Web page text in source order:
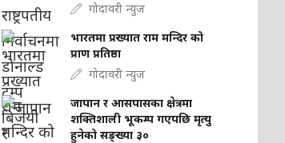
गोदावरी न्युज
भारतमा प्रख्यात राम मन्दिर को
प्राण प्रतिष्ठा
गोदावरी न्युज
जापान र आसपासका क्षेत्रमा
शक्तिशाली भूकम्प गएपछि मृत्यु
हुनेको सङ्ख्या ३०